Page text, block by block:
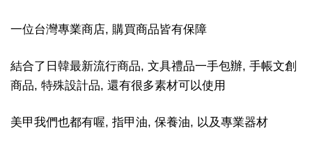
一位台灣專業商店, 購買商品皆有保障
結合了日韓最新流行商品, 文具禮品一手包辦, 手帳文創
商品, 特殊設計品, 還有很多素材可以使用
美甲我們也都有喔, 指甲油, 保養油, 以及專業器材